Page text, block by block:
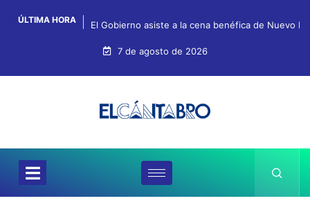
ÚLTIMA HORA El Gobierno asiste a la cena benéfica de Nuevo
7 de agosto de 2026